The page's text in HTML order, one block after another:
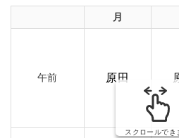
月
午前 原田
スクロールでき